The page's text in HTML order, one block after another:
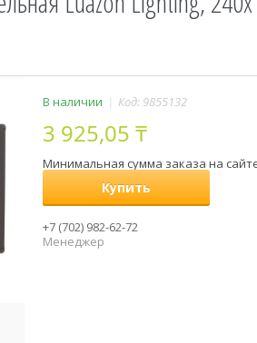
В наличии Код: 9855132
3 925,05 ₸
Минимальная сумма заказа на
Купить
+7 (702) 982-62-72
Менеджер